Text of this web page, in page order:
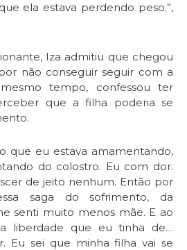
ela estava perdendo peso.”,
Iza admitiu que chegou
não conseguir seguir com a
tempo, confessou ter
que a filha poderia se
que eu estava amamentando,
do colostro. Eu com dor.
de jeito nenhum. Então por
saga do sofrimento, da
senti muito menos mãe. E ao
liberdade que eu tinha de…
Eu sei que minha filha vai se